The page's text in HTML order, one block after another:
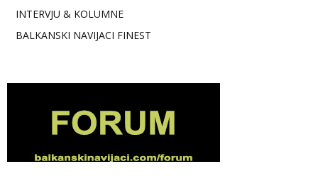
INTERVJU & KOLUMNE
BALKANSKI NAVIJACI FINEST